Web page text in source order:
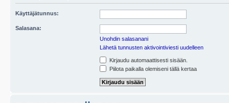
Käyttäjätunnus:
Salasana:
Unohdin salasanani
Lähetä tunnusten aktivointiviesti uudelleen
Kirjaudu automaattisesti sisään.
Piilota paikalla olemiseni tällä kertaa